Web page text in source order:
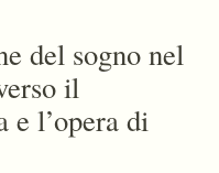
del sogno nel
il
e l’opera di